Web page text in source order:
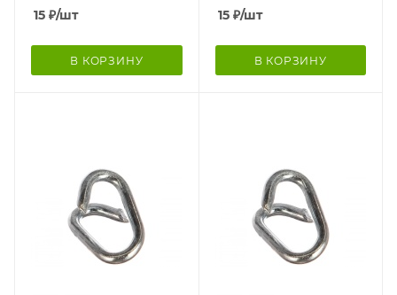
15 ₽/шт
В КОРЗИНУ
15₽/шт
В КОРЗИНУ